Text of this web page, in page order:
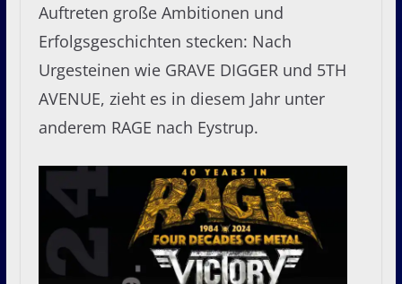
Auftreten große Ambitionen und
Erfolgsgeschichten stecken: Nach
Urgesteinen wie GRAVE DIGGER und 5TH
AVENUE, zieht es in diesem Jahr unter
anderem RAGE nach Eystrup.